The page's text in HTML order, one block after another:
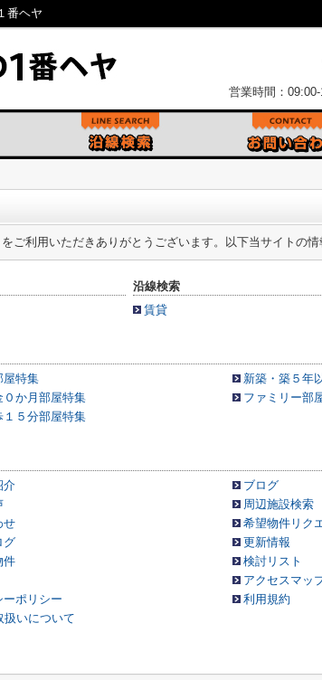
番ヘヤ
営業時間：
ご利用いただきありがとうございます。以下当サイトの情
沿線検索
賃貸
屋特集
新築・築５年
０か月部屋特集
ファミリー部
１５分部屋特集
介
ブログ
周辺施設検索
せ
希望物件リク
グ
更新情報
件
検討リスト
アクセスマッ
ーポリシー
利用規約
扱いについて